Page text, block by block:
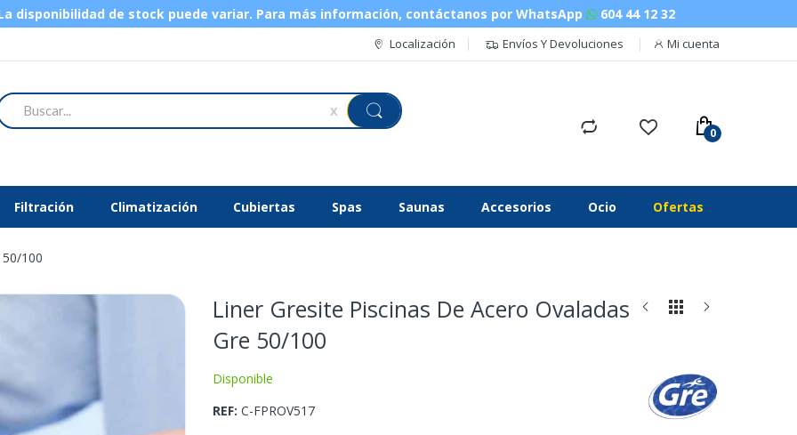
La disponibilidad de stock puede variar. Para más información, contáctanos por WhatsApp
604 44 12 32
Localización Envíos Y Devoluciones Mi cuenta
Buscar X
Filtración Climatización Cubiertas Spas Saunas Accesorios Ocio Ofertas
100
Liner Gresite Piscinas De Acero Ovaladas
Gre 50/100
Disponible
REF C-FPROV517